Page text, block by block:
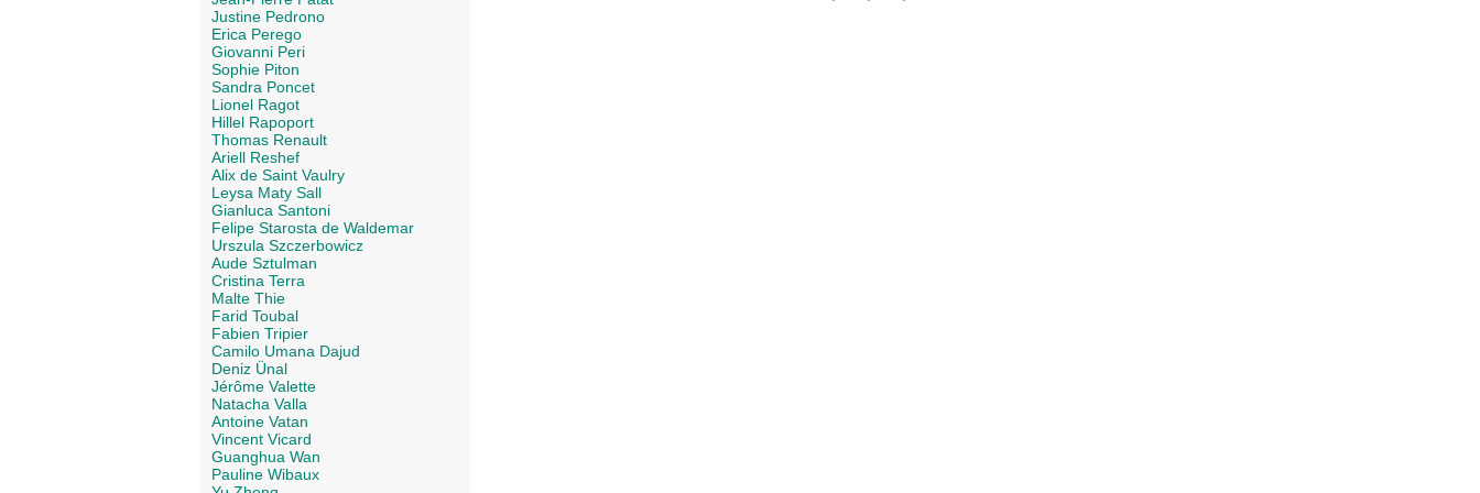
Justine Pedrono
Erica Perego
Giovanni Peri
Sophie Piton
Sandra Poncet
Lionel Ragot
Hillel Rapoport
Thomas Renault
Ariell Reshef
Alix de Saint Vaulry
Leysa Maty Sall
Gianluca Santoni
Felipe Starosta de Waldemar
Urszula Szczerbowicz
Aude Sztulman
Cristina Terra
Malte Thie
Farid Toubal
Fabien Tripier
Camilo Umana Dajud
Deniz Ünal
Jérôme Valette
Natacha Valla
Antoine Vatan
Vincent Vicard
Guanghua Wan
Pauline Wibaux